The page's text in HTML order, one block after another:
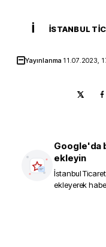
İ İSTANBUL
Yayınlanma 11.07.2023,
Google'da
ekleyin
İstanbul
ekleyerek